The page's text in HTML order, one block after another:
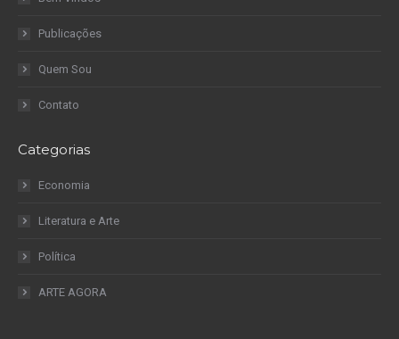
Publicações
Quem Sou
Contato
Categorias
Economia
Literatura e Arte
Política
ARTE AGORA